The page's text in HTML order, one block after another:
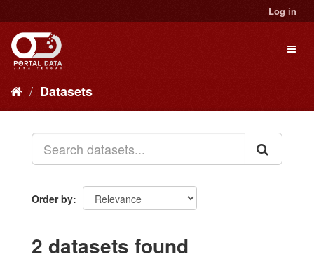
to
content
Log in
Datasets
Order by
2 datasets found